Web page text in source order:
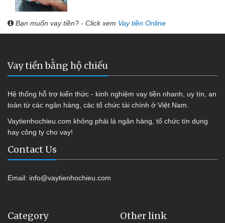
Bạn muốn vay tiền? - Click xem Vay tiền Online
Vay tiền bằng hộ chiếu
Hệ thống hỗ trợ kiến thức - kinh nghiệm vay tiền nhanh, uy tín, an
toàn từ các ngân hàng, các tổ chức tài chính ở Việt Nam.
Vaytienhochieu.com không phải là ngân hàng, tổ chức tín dụng
hay công ty cho vay!
Contact Us
Email: info@vaytienhochieu.com
Category Other link